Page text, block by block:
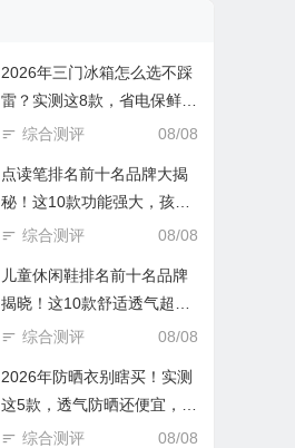
2026年三门冰箱怎么选不踩
雷？实测这8款，省电保鲜还
实惠！
08/08
综合测评
点读笔排名前十名品牌大揭
秘！这10款功能强大，孩子
学习好帮手
08/08
综合测评
儿童休闲鞋排名前十名品牌
揭晓！这10款舒适透气超好
穿
08/08
综合测评
2026年防晒衣别瞎买！实测
这5款，透气防晒还便宜，谁
踩坑谁后悔！
08/08
综合测评